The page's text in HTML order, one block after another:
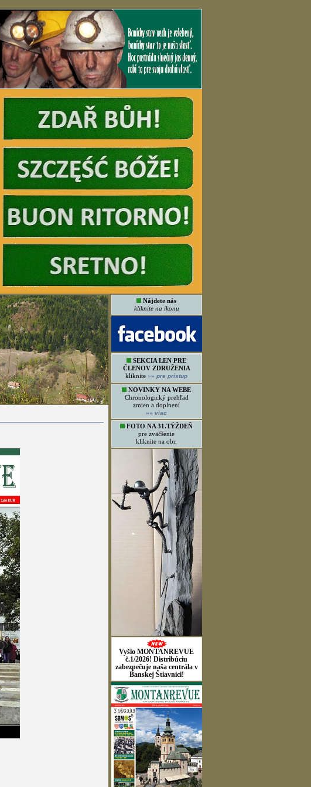
Nájdete nás
kliknite na ikonu
SEKCIA LEN PRE
ČLENOV ZDRUŽENIA
kliknite »» pre prístup
NOVINKY NA WEBE
Chronologický prehľad
zmien a doplnení
»» viac
FOTO NA 31.TÝŽDEŇ
pre zväčšenie
kliknite na obr.
Vyšlo MONTANREVUE
č.1/2026! Distribúciu
zabezpečuje naša centrála v
Banskej Štiavnici!